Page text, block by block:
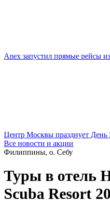
Anex запустил прямые рейсы
Центр Москвы празднует
Все новости и акции
Филиппины, о. Себу
Туры в отель
Scuba Resort